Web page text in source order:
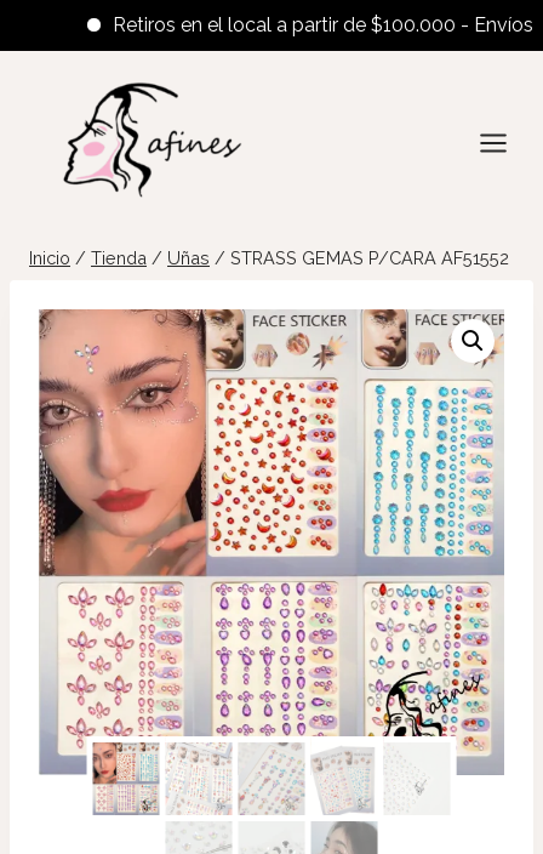
Retiros en el local a partir de $100.000 - Envíos al
contenido
Inicio / Tienda / Uñas / STRASS GEMAS P/CARA AF51552